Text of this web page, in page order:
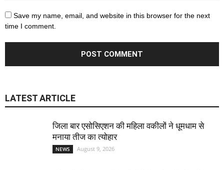
Save my name, email, and website in this browser for the next
time I comment.
LATEST ARTICLE
जिला बार एसोसिएशन की महिला वकीलों ने धूमधाम से
मनाया तीज का त्योहार
NEWS August 9, 2026